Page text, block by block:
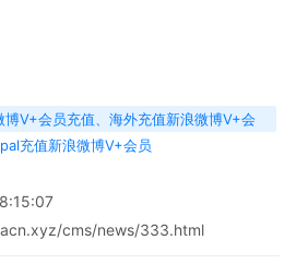
V+会员充值、海外充值新浪微博V+会
充值新浪微博V+会员
cms/news/333.html